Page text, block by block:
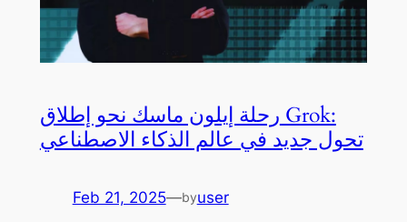
رحلة إيلون ماسك نحو إطلاق Grok:
تحول جديد في عالم الذكاء الاصطناعي
Feb 21, 2025—byuser